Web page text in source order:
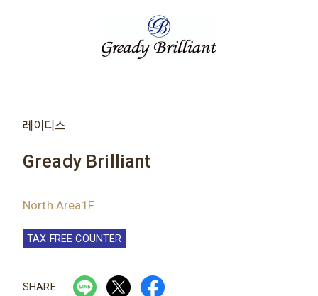
레이디스
Gready Brilliant
North Area1F
TAX FREE COUNTER
SHARE